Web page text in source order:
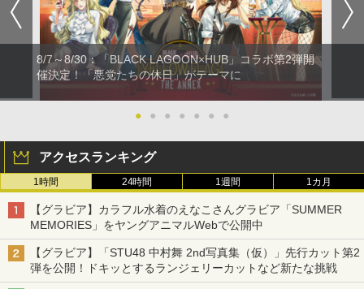
8/7～8/30：「BLACK LAGOON×HUB」コラボ第2弾開
催決定！「悪党たちの休日」がテーマに
● ● ● ● ● ● ●
アクセスランキング
1時間 24時間 1週間 1カ月
【グラビア】カラフル水着のえなこさんグラビア「SUMMER
MEMORIES」をヤングアニマルWebで公開中
【グラビア】「STU48 中村舞 2nd写真集（仮）」先行カット第2
弾を公開！ドキッとするランジェリーカットなど新たな挑戦